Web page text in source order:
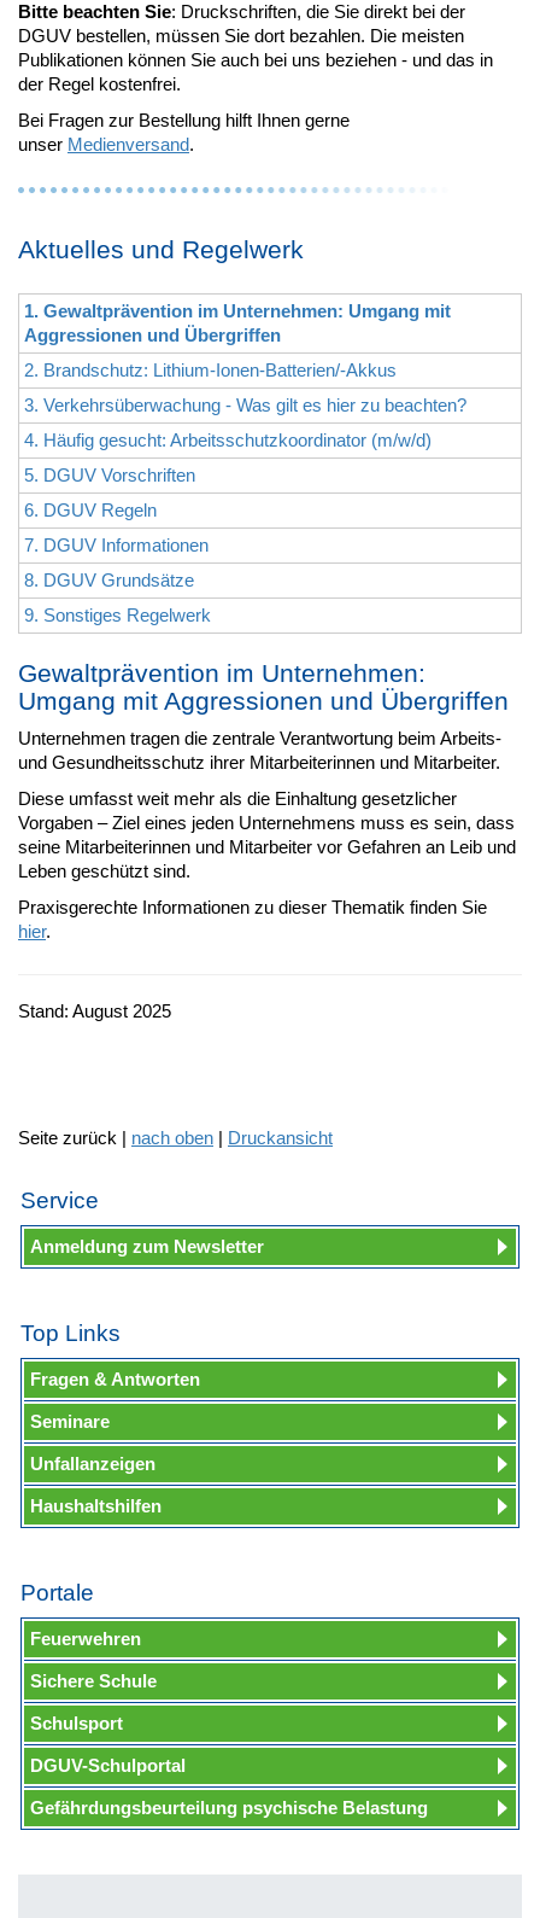
Bitte beachten Sie: Druckschriften, die Sie direkt bei der
DGUV bestellen, müssen Sie dort bezahlen. Die meisten
Publikationen können Sie auch bei uns beziehen - und das in
der Regel kostenfrei.
Bei Fragen zur Bestellung hilft Ihnen gerne
unser Medienversand.
Aktuelles und Regelwerk
1. Gewaltprävention im Unternehmen: Umgang mit
Aggressionen und Übergriffen
2. Brandschutz: Lithium-Ionen-Batterien/-Akkus
3. Verkehrsüberwachung - Was gilt es hier zu beachten?
4. Häufig gesucht: Arbeitsschutzkoordinator (m/w/d)
5. DGUV Vorschriften
6. DGUV Regeln
7. DGUV Informationen
8. DGUV Grundsätze
9. Sonstiges Regelwerk
Gewaltprävention im Unternehmen:
Umgang mit Aggressionen und Übergriffen
Unternehmen tragen die zentrale Verantwortung beim Arbeits-
und Gesundheitsschutz ihrer Mitarbeiterinnen und Mitarbeiter.
Diese umfasst weit mehr als die Einhaltung gesetzlicher
Vorgaben – Ziel eines jeden Unternehmens muss es sein, dass
seine Mitarbeiterinnen und Mitarbeiter vor Gefahren an Leib und
Leben geschützt sind.
Praxisgerechte Informationen zu dieser Thematik finden Sie
hier.
Stand: August 2025
Seite zurück | nach oben | Druckansicht
Service
Anmeldung zum Newsletter
Top Links
Fragen & Antworten
Seminare
Unfallanzeigen
Haushaltshilfen
Portale
Feuerwehren
Sichere Schule
Schulsport
DGUV-Schulportal
Gefährdungsbeurteilung psychische Belastung